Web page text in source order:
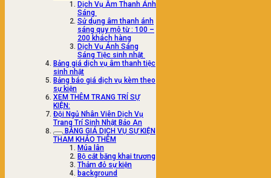
Dịch Vụ Âm Thanh Ánh
Sáng
Sử dụng âm thanh ánh
sáng quy mô từ : 100 –
200 khách hàng
Dịch Vụ Ánh Sáng
Sáng Tiệc sinh nhật
Bảng giá dịch vụ âm thanh tiệc
sinh nhật
Bảng báo giá dịch vụ kèm theo
sự kiện
XEM THÊM TRANG TRÍ SỰ
KIỆN:
Đội Ngủ Nhân Viên Dịch Vụ
Trang Trí Sinh Nhật Bảo An
BẢNG GIÁ DỊCH VỤ SỰ KIỆN
THAM KHẢO THÊM
Múa lân
Bộ cắt băng khai trương
Thảm đỏ sự kiện
background